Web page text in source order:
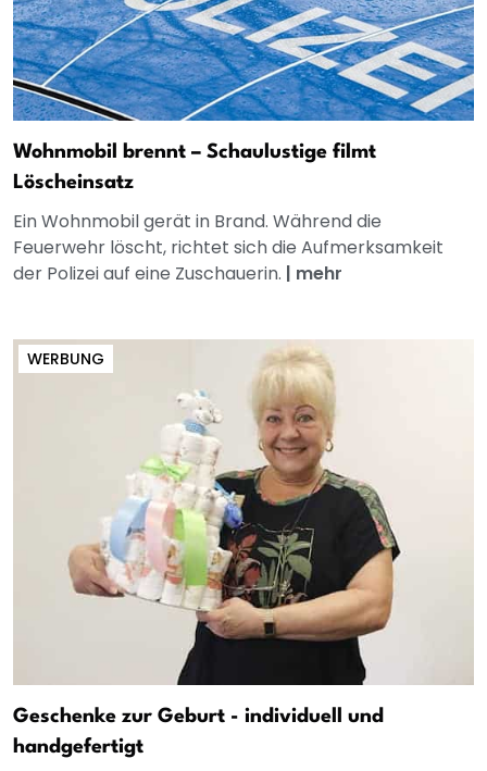
Wohnmobil brennt – Schaulustige filmt
Löscheinsatz
Ein Wohnmobil gerät in Brand. Während die
Feuerwehr löscht, richtet sich die Aufmerksamkeit
der Polizei auf eine Zuschauerin. | mehr
WERBUNG
Geschenke zur Geburt - individuell und
handgefertigt